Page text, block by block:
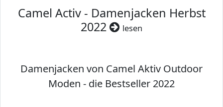
Camel Activ - Damenjacken Herbst
2022
lesen
Damenjacken von Camel Aktiv Outdoor
Moden - die Bestseller 2022